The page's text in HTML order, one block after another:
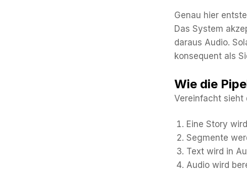
Genau hier
Das System
daraus Audio.
konsequent als
Wie die
Vereinfacht sieht
Eine Story
Segmente
Text wird in
Audio wird